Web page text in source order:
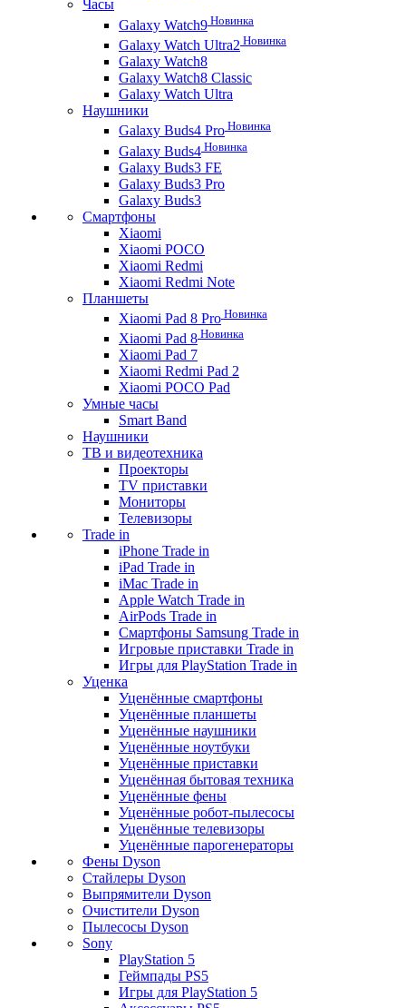
Часы
Galaxy Watch9 Новинка
Galaxy Watch Ultra2 Новинка
Galaxy Watch8
Galaxy Watch8 Classic
Galaxy Watch Ultra
Наушники
Galaxy Buds4 Pro Новинка
Galaxy Buds4 Новинка
Galaxy Buds3 FE
Galaxy Buds3 Pro
Galaxy Buds3
Смартфоны
Xiaomi
Xiaomi POCO
Xiaomi Redmi
Xiaomi Redmi Note
Планшеты
Xiaomi Pad 8 Pro Новинка
Xiaomi Pad 8 Новинка
Xiaomi Pad 7
Xiaomi Redmi Pad 2
Xiaomi POCO Pad
Умные часы
Smart Band
Наушники
ТВ и видеотехника
Проекторы
TV приставки
Мониторы
Телевизоры
Trade in
iPhone Trade in
iPad Trade in
iMac Trade in
Apple Watch Trade in
AirPods Trade in
Смартфоны Samsung Trade in
Игровые приставки Trade in
Игры для PlayStation Trade in
Уценка
Уценённые смартфоны
Уценённые планшеты
Уценённые наушники
Уценённые ноутбуки
Уценённые приставки
Уценённая бытовая техника
Уценённые фены
Уценённые робот-пылесосы
Уценённые телевизоры
Уценённые парогенераторы
Фены Dyson
Стайлеры Dyson
Выпрямители Dyson
Очистители Dyson
Пылесосы Dyson
Sony
PlayStation 5
Геймпады PS5
Игры для PlayStation 5